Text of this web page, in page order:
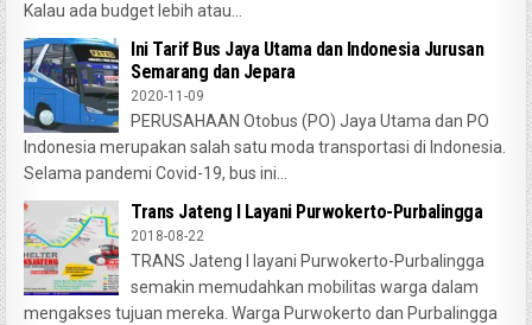
Kalau ada budget lebih atau...
Ini Tarif Bus Jaya Utama dan Indonesia Jurusan
Semarang dan Jepara
2020-11-09
PERUSAHAAN Otobus (PO) Jaya Utama dan PO
Indonesia merupakan salah satu moda transportasi di Indonesia.
Selama pandemi Covid-19, bus ini...
Trans Jateng I Layani Purwokerto-Purbalingga
2018-08-22
TRANS Jateng I layani Purwokerto-Purbalingga
semakin memudahkan mobilitas warga dalam
mengakses tujuan mereka. Warga Purwokerto dan Purbalingga